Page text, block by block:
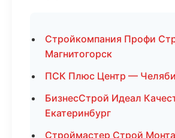
Стройкомпания Профи
Магнитогорск
ПСК Плюс Центр —
БизнесСтрой Идеал
Екатеринбург
Строймастер Строй